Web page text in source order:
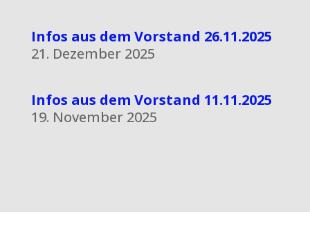
Infos aus dem Vorstand 26.11.2025
21. Dezember 2025
Infos aus dem Vorstand 11.11.2025
19. November 2025